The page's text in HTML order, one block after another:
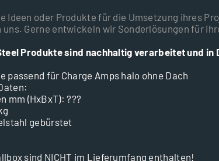
Ideen oder Produkte für die Umsetzung ihres
Gerne entwickeln wir Sonderlösungen für
Produkte sind nachhaltig verarbeitet und
passend für Charge Amps halo ohne Dach
mm (HxBxT): ???
gebürstet
sind NICHT im Lieferumfang enthalten!